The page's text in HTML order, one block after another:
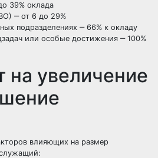
39% оклада
‒ от 6 до 29%
подразделениях ‒ 66% к окладу
или особые достижения ‒ 100%
на увеличение
влияющих на размер